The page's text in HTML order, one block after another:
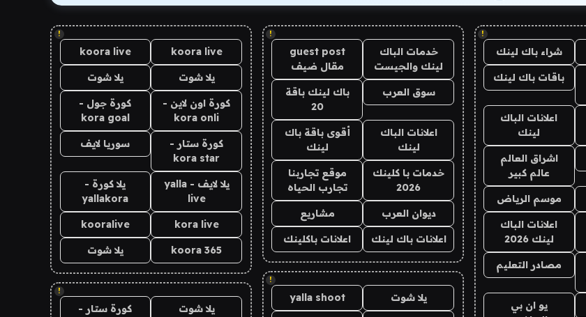
!
شراء باك لينك
باقات باك لينك
اعلانات الباك
لينك
اشراق العالم
عالم كبير
موسم الرياض
اعلانات الباك
لينك 2026
مصادر التعليم
يو ان بي
!
خدمات الباك
لينك والجيست
guest post
مقال ضيف
سوق العرب
باك لينك باقة
20
اعلانات الباك
لينك
أقوى باقة باك
لينك
خدمات با كلينك
2026
موقع تجاربنا
تجارب الحياه
ديوان العرب مشاريع
اعلانات باك لينك اعلانات باكلينك
!
يلا شوت yalla shoot
!
koora live
koora live
يلا شوت يلا شوت
كورة اون لاين -
kora onli
كورة جول -
kora goal
كورة ستار -
kora star
سوريا لايف
يلا لايف - yalla
live
يلا كورة -
yallakora
kora live
kooralive
koora 365 يلا شوت
!
يلا شوت
كورة ستار -